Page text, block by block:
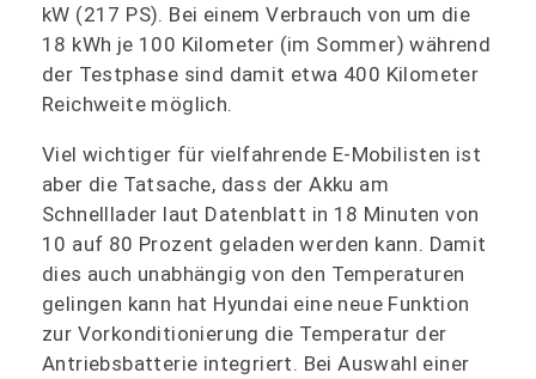
kW (217 PS). Bei einem Verbrauch von um die
18 kWh je 100 Kilometer (im Sommer) während
der Testphase sind damit etwa 400 Kilometer
Reichweite möglich.
Viel wichtiger für vielfahrende E-Mobilisten ist
aber die Tatsache, dass der Akku am
Schnelllader laut Datenblatt in 18 Minuten von
10 auf 80 Prozent geladen werden kann. Damit
dies auch unabhängig von den Temperaturen
gelingen kann hat Hyundai eine neue Funktion
zur Vorkonditionierung die Temperatur der
Antriebsbatterie integriert. Bei Auswahl einer